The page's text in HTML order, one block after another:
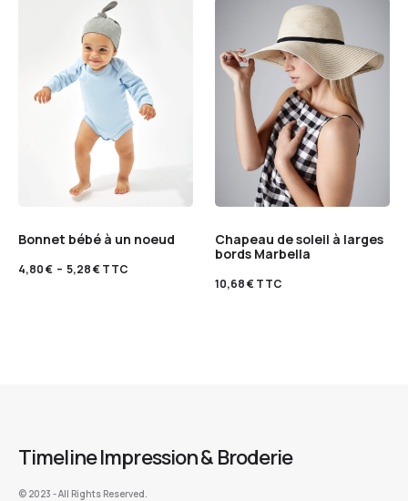
Bonnet bébé à un noeud
4,80€ – 5,28€TTC
Chapeau de soleil à larges
bords Marbella
10,68€TTC
Timeline Impression & Broderie
©️ 2023 - All Rights Reserved.